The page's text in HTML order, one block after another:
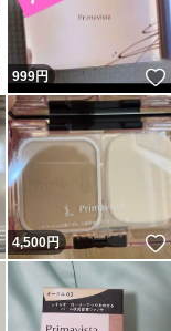
いいね！
999円
いいね！
4,500円